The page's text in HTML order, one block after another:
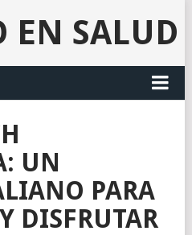
EN SALUD
UN
PARA
DISFRUTAR